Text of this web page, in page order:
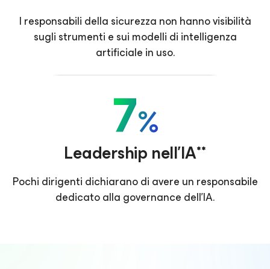
I responsabili della sicurezza non hanno visibilità
sugli strumenti e sui modelli di intelligenza
artificiale in uso.
7%
Leadership nell'IA**
Pochi dirigenti dichiarano di avere un responsabile
dedicato alla governance dell'IA.